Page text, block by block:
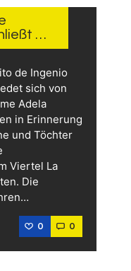
…
de Ingenio
sich von
Adela
in Erinnerung
und Töchter
Viertel La
Die
0 0